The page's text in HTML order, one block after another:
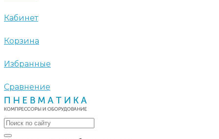
Кабинет
Корзина
Избранные
Сравнение